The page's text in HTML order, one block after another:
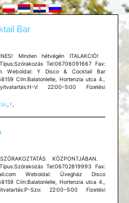
Bar
Minden hétvégén ITALAKCIÓ!
Típus:Szórakozás Tel:06706091667 Fax:
Weboldal: Y Disco & Cocktail Bar
Cím:Balatonlelle, Hortenzia utca 4.,
V: 22:00–5:00 Fizetési
,Y,
KÖZPONTJÁBAN.
Típus:Szórakozás Tel:06702819993 Fax:
Weboldal: Üvegház Disco
Cím:Balatonlelle, Hortenzia utca 4.,
Szo: 22:00–5:00 Fizetési